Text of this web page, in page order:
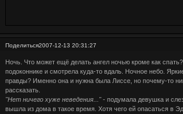
Поделиться2007-12-13 20:31:27
Ночь. Что может ещё делать ангел ночью кроме как
подоконнике и смотрела куда-то вдаль. Ночное небо.
правды? Именно она и нужна была Лиссе, но почему-то
рассказать.
"Нет ничего хуже неведения..."- подумала девушка и
вышла из дома в такое время. Хотя чего ей опасаться в